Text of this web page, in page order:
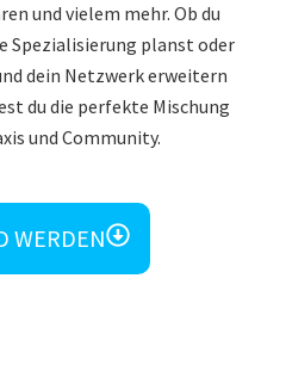
und vielem mehr. Ob du
Spezialisierung planst oder
dein Netzwerk erweitern
du die perfekte Mischung
und Community.
WERDEN